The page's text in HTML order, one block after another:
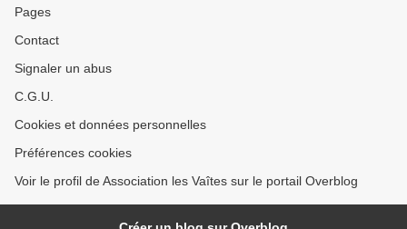
Pages
Contact
Signaler un abus
C.G.U.
Cookies et données personnelles
Préférences cookies
Voir le profil de Association les Vaîtes sur le portail Overblog